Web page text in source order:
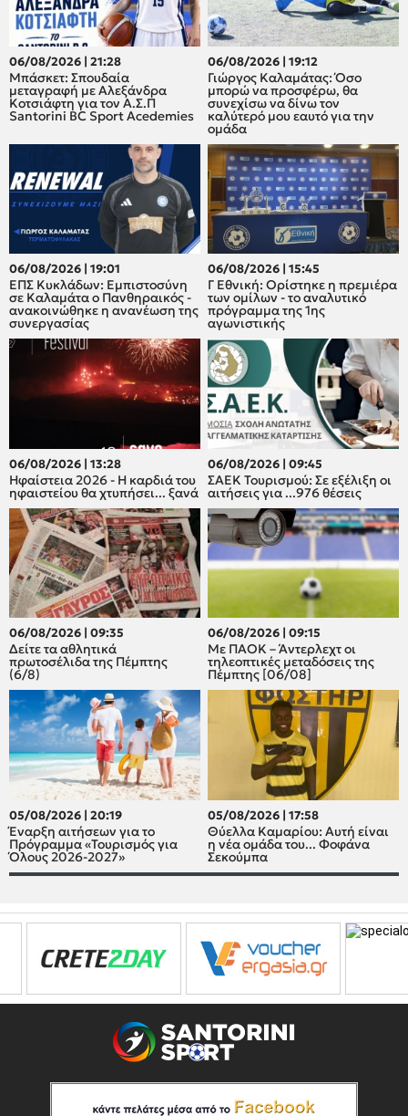
06/08/2026 | 21:28
Μπάσκετ: Σπουδαία
μεταγραφή με Αλεξάνδρα
Κοτσιάφτη για τον A.Σ.Π
Santorini BC Sport Acedemies
06/08/2026 | 19:12
Γιώργος Καλαμάτας: Όσο
μπορώ να προσφέρω, θα
συνεχίσω να δίνω τον
καλύτερό μου εαυτό για την
ομάδα
06/08/2026 | 19:01
ΕΠΣ Κυκλάδων: Εμπιστοσύνη
σε Καλαμάτα ο Πανθηραικός -
ανακοινώθηκε η ανανέωση της
συνεργασίας
06/08/2026 | 15:45
Γ Εθνική: Ορίστηκε η πρεμιέρα
των ομίλων - το αναλυτικό
πρόγραμμα της 1ης
αγωνιστικής
06/08/2026 | 13:28
Ηφαίστεια 2026 - Η καρδιά του
ηφαιστείου θα χτυπήσει... ξανά
06/08/2026 | 09:45
ΣΑΕΚ Τουρισμού: Σε εξέλιξη οι
αιτήσεις για ...976 θέσεις
06/08/2026 | 09:35
Δείτε τα αθλητικά
πρωτοσέλιδα της Πέμπτης
(6/8)
06/08/2026 | 09:15
Με ΠΑΟΚ – Άντερλεχτ οι
τηλεοπτικές μεταδόσεις της
Πέμπτης [06/08]
05/08/2026 | 20:19
Έναρξη αιτήσεων για το
Πρόγραμμα «Τουρισμός για
Όλους 2026-2027»
05/08/2026 | 17:58
Θύελλα Καμαρίου: Αυτή είναι
η νέα ομάδα του... Φοφάνα
Σεκούμπα